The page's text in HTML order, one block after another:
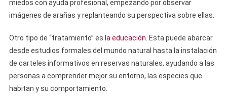
miedos con ayuda profesional, empezando por observar
imágenes de arañas y replanteando su perspectiva sobre ellas.
Otro tipo de “tratamiento” es la educación . Esta puede abarcar
desde estudios formales del mundo natural hasta la instalación
de carteles informativos en reservas naturales, ayudando a las
personas a comprender mejor su entorno, las especies que
habitan y su comportamiento.